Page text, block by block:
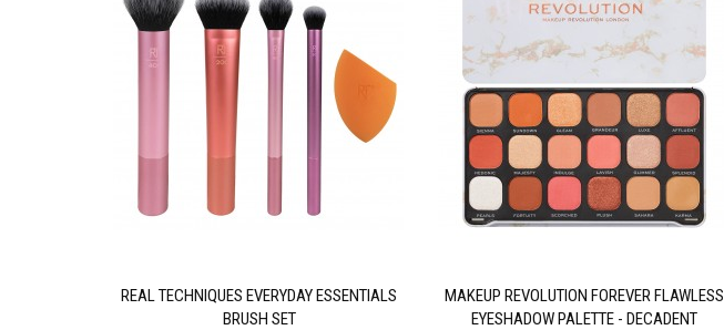
REAL TECHNIQUES EVERYDAY ESSENTIALS
BRUSH SET
MAKEUP REVOLUTION FOREVER FLAWLESS
EYESHADOW PALETTE - DECADENT